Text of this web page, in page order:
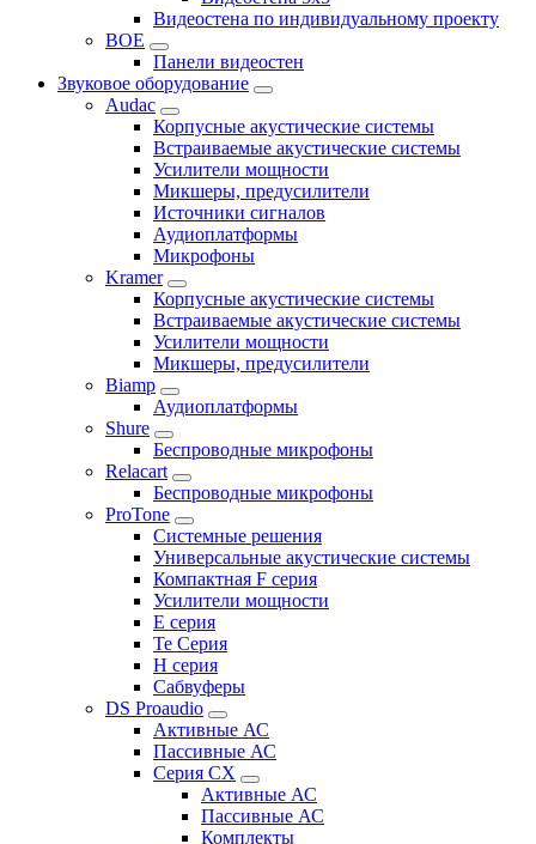
Видеостена по индивидуальному проекту
BOE
Панели видеостен
Звуковое оборудование
Audac
Корпусные акустические системы
Встраиваемые акустические системы
Усилители мощности
Микшеры, предусилители
Источники сигналов
Аудиоплатформы
Микрофоны
Kramer
Корпусные акустические системы
Встраиваемые акустические системы
Усилители мощности
Микшеры, предусилители
Biamp
Аудиоплатформы
Shure
Беспроводные микрофоны
Relacart
Беспроводные микрофоны
ProTone
Системные решения
Универсальные акустические системы
Компактная F серия
Усилители мощности
E серия
Te Серия
H серия
Сабвуферы
DS Proaudio
Активные АС
Пассивные АС
Серия CX
Активные АС
Пассивные АС
Комплекты